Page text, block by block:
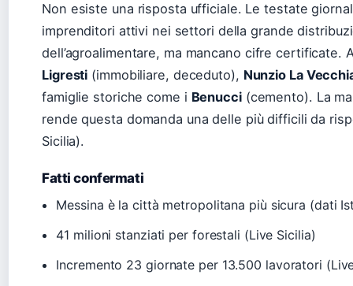
Non esiste una risposta ufficiale. Le testate
imprenditori attivi nei settori della grande
dell’agroalimentare, ma mancano cifre certificate.
Ligresti (immobiliare, deceduto), Nunzio La
famiglie storiche come i Benucci(cemento). La
rende questa domanda una delle più difficili da
Sicilia).
Fatti confermati
Messina è la città metropolitana più sicura (dati
41 milioni stanziati per forestali (Live Sicilia)
Incremento 23 giornate per 13.500 lavoratori